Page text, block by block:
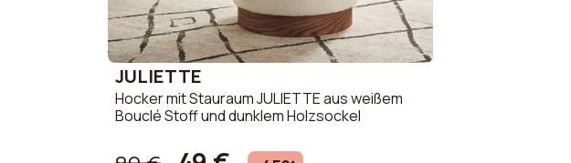
JULIETTE
Hocker mit Stauraum JULIETTE aus weißem
Bouclé Stoff und dunklem Holzsockel